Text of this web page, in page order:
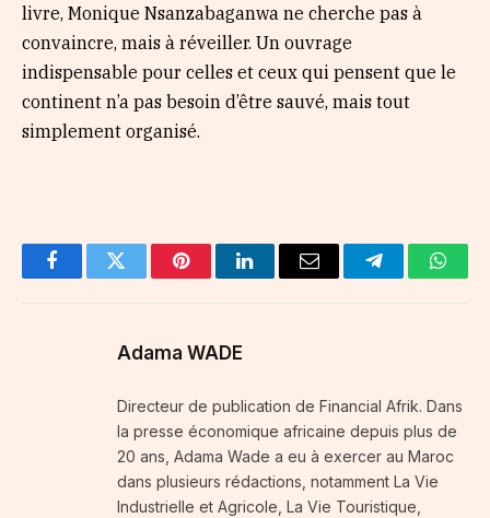
livre, Monique Nsanzabaganwa ne cherche pas à
convaincre, mais à réveiller. Un ouvrage
indispensable pour celles et ceux qui pensent que le
continent n’a pas besoin d’être sauvé, mais tout
simplement organisé.
FacebookTwitter PinterestLinkedInEmail Telegram
Adama WADE
Directeur de publication de Financial Afrik. Dans
la presse économique africaine depuis plus de
20 ans, Adama Wade a eu à exercer au Maroc
dans plusieurs rédactions, notamment La Vie
Industrielle et Agricole, La Vie Touristique,